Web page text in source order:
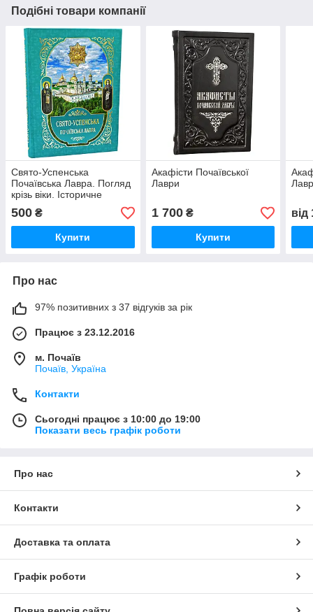
Подібні товари компанії
Свято-Успенська
Почаївська Лавра. Погляд
крізь віки. Історичне
оповідання в словах та
образах
500 ₴
Купити
Акафісти Почаївської
Лаври
1 700₴
Купити
від
Про нас
97% позитивних з 37 відгуків за рік
Працює з 23.12.2016
м. Почаїв
Почаїв, Україна
Контакти
Сьогодні працює з 10:00 до 19:00
Показати весь графік роботи
Про нас
Контакти
Доставка та оплата
Графік роботи